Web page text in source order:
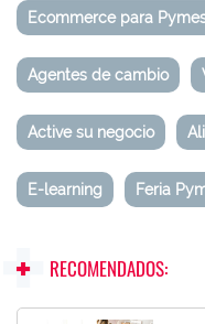
Ecommerce para
Agentes de cambio
Active su negocio
E-learning Feria
RECOMENDADOS: